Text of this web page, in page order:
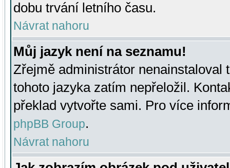
dobu trvání letního času.
Návrat nahoru
Můj jazyk není na seznamu!
Zřejmě administrátor nenainstaloval
tohoto jazyka zatím nepřeložil.
překlad vytvořte sami. Pro více
phpBB Group.
Návrat nahoru